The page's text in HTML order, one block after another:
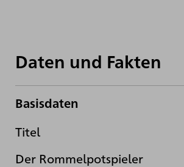
Daten und Fakten
Basisdaten
Titel
Der Rommelpotspieler